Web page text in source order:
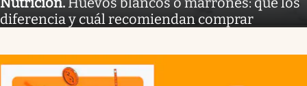
diferencia y cuál recomiendan comprar